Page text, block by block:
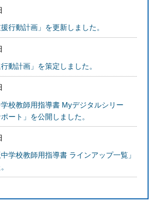
行動計画」を更新しました。
動計画」を策定しました。
学校教師用指導書 Myデジタルシリー
ート」を公開しました。
中学校教師用指導書 ラインアップ一覧」